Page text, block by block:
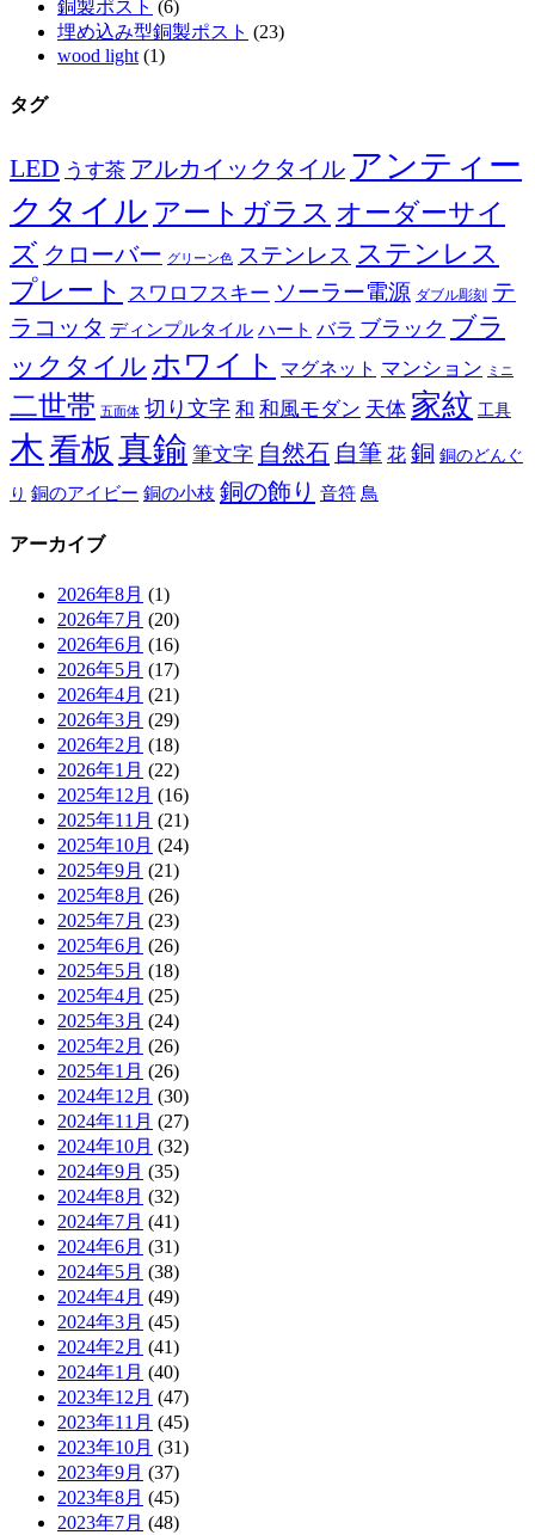
銅製ポスト (6)
埋め込み型銅製ポスト (23)
wood light (1)
タグ
LED うす茶 アルカイックタイル アンティー
クタイル アートガラス オーダーサイ
ズ クローバー グリーン色 ステンレス ステンレス
プレート スワロフスキー ソーラー電源 ダブル彫刻 テ
ラコッタ ディンプルタイル ハート バラ ブラック ブラ
ックタイル ホワイト マグネット マンション ミニ
二世帯 五面体 切り文字 和 和風モダン 天体 家紋 工具
木看板 真鍮 筆文字 自然石 自筆 花 銅 銅のどんぐ
り 銅のアイビー 銅の小枝 銅の飾り 音符 鳥
アーカイブ
2026年8月 (1)
2026年7月 (20)
2026年6月 (16)
2026年5月 (17)
2026年4月 (21)
2026年3月 (29)
2026年2月 (18)
2026年1月 (22)
2025年12月 (16)
2025年11月 (21)
2025年10月 (24)
2025年9月 (21)
2025年8月 (26)
2025年7月 (23)
2025年6月 (26)
2025年5月 (18)
2025年4月 (25)
2025年3月 (24)
2025年2月 (26)
2025年1月 (26)
2024年12月 (30)
2024年11月 (27)
2024年10月 (32)
2024年9月 (35)
2024年8月 (32)
2024年7月 (41)
2024年6月 (31)
2024年5月 (38)
2024年4月 (49)
2024年3月 (45)
2024年2月 (41)
2024年1月 (40)
2023年12月 (47)
2023年11月 (45)
2023年10月 (31)
2023年9月 (37)
2023年8月 (45)
2023年7月 (48)